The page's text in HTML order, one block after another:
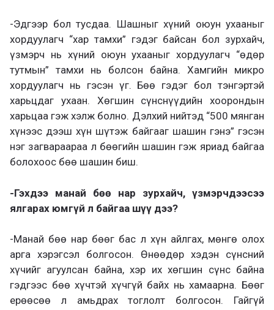
-Эдгээр бол тусдаа. Шашныг хүний оюун ухааныг
хордуулагч “хар тамхи” гэдэг байсан бол зурхайч,
үзмэрч нь хүний оюун ухааныг хордуулагч “өдөр
тутмын” тамхи нь болсон байна. Хамгийн микро
хордуулагч нь гэсэн үг. Бөө гэдэг бол тэнгэртэй
харьцдаг ухаан. Хөгшин сүнснүүдийн хоорондын
харьцаа гэж хэлж болно. Дэлхий нийтэд “500 мянган
хүнээс дээш хүн шүтэж байгааг шашин гэнэ” гэсэн
нэг загвараараа л бөөгийн шашин гэж яриад байгаа
болохоос бөө шашин биш.
-Гэхдээ манай бөө нар зурхайч, үзмэрчдээсээ
ялгарах юмгүй л байгаа шүү дээ?
-Манай бөө нар бөөг бас л хүн айлгах, мөнгө олох
арга хэрэгсэл болгосон. Өнөөдөр хэдэн сүнсний
хүчийг агуулсан байна, хэр их хөгшин сүнс байна
гэдгээс бөө хүчтэй хүчгүй байх нь хамаарна. Бөөг
ерөөсөө л амьдрах тоглолт болгосон. Гайгүй